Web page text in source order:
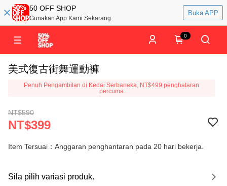
50 OFF SHOP
Gunakan App Kami Sekarang
Buka APP
0
美式復古街舞運動褲
Penuh Pengambilan di Kedai Serbaneka, NT$499 penghataran
percuma
NT$590
NT$399
Item Tersuai：Anggaran penghantaran pada 20 hari bekerja.
Sila pilih variasi produk.